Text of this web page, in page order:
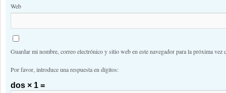
Web
Guardar mi nombre, correo electrónico y sitio web en este navegador para la próxima vez
Por favor, introduce una respuesta en dígitos:
dos × 1 =